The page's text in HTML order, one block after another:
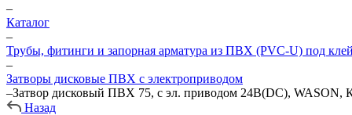
–
Каталог
–
Трубы, фитинги и запорная арматура из ПВХ (PVC-U) под клей
–
Затворы дисковые ПВХ с электроприводом
–Затвор дисковый ПВХ 75, с эл. приводом 24В(DC), WASON,
Назад